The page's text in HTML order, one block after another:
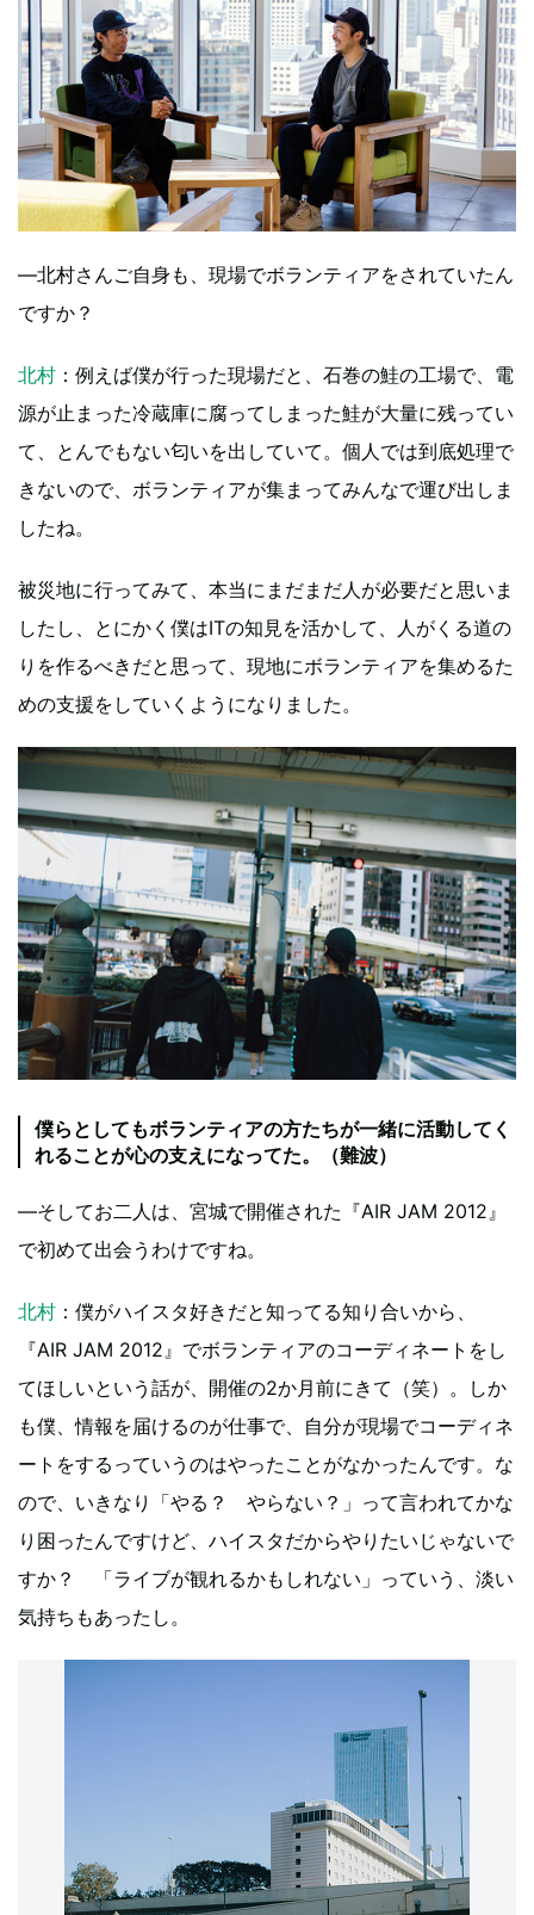
―北村さんご自身も、現場でボランティアをされていたん
ですか？
北村 ：例えば僕が行った現場だと、石巻の鮭の工場で、電
源が止まった冷蔵庫に腐ってしまった鮭が大量に残ってい
て、とんでもない匂いを出していて。個人では到底処理で
きないので、ボランティアが集まってみんなで運び出しま
したね。
被災地に行ってみて、本当にまだまだ人が必要だと思いま
したし、とにかく僕はITの知見を活かして、人がくる道の
りを作るべきだと思って、現地にボランティアを集めるた
めの支援をしていくようになりました。
僕らとしてもボランティアの方たちが一緒に活動してく
れることが心の支えになってた。（難波）
―そしてお二人は、宮城で開催された『AIR JAM 2012』
で初めて出会うわけですね。
北村 ：僕がハイスタ好きだと知ってる知り合いから、
『AIR JAM 2012』でボランティアのコーディネートをし
てほしいという話が、開催の2か月前にきて（笑）。しか
も僕、情報を届けるのが仕事で、自分が現場でコーディネ
ートをするっていうのはやったことがなかったんです。な
ので、いきなり「やる？ やらない？」って言われてかな
り困ったんですけど、ハイスタだからやりたいじゃないで
すか？ 「ライブが観れるかもしれない」っていう、淡い
気持ちもあったし。